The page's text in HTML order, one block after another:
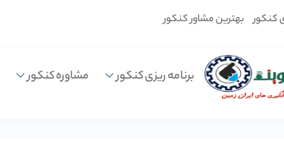
کنکور بهترین مشاور کنکور
برنامه ریزی کنکور مشاوره کنکور